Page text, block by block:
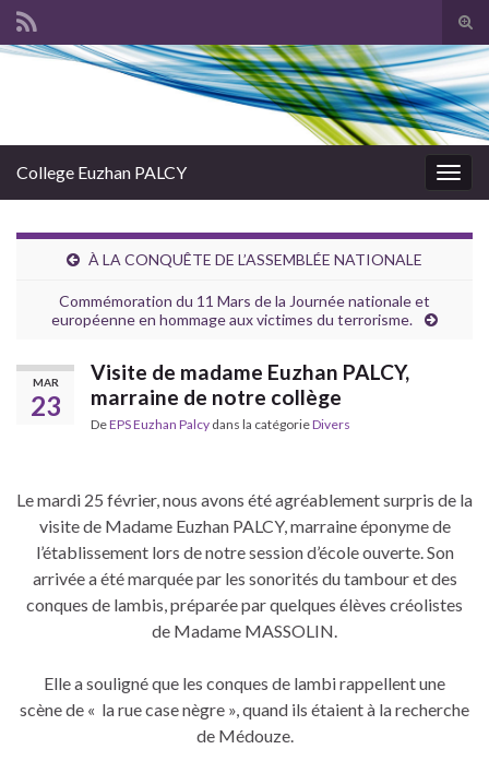
Search for:
College Euzhan PALCY
À LA CONQUÊTE DE L’ASSEMBLÉE NATIONALE
Commémoration du 11 Mars de la Journée nationale et
européenne en hommage aux victimes du terrorisme.
MAR
23
Visite de madame Euzhan PALCY,
marraine de notre collège
DeEPS Euzhan Palcy dans la catégorieDivers
Le mardi 25 février, nous avons été agréablement surpris de la
visite de Madame Euzhan PALCY, marraine éponyme de
l’établissement lors de notre session d’école ouverte. Son
arrivée a été marquée par les sonorités du tambour et des
conques de lambis, préparée par quelques élèves créolistes
de Madame MASSOLIN.
Elle a souligné que les conques de lambi rappellent une
scène de « la rue case nègre », quand ils étaient à la recherche
de Médouze.